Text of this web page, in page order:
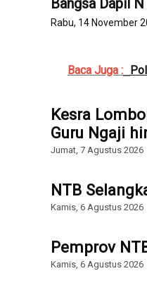
Bangsa Dapil
Rabu, 14 November
Baca Juga :
Kesra
Guru Ngaji
Jumat, 7 Agustus 2026
NTB
Kamis, 6 Agustus 2026
Pemprov
Kamis, 6 Agustus 2026